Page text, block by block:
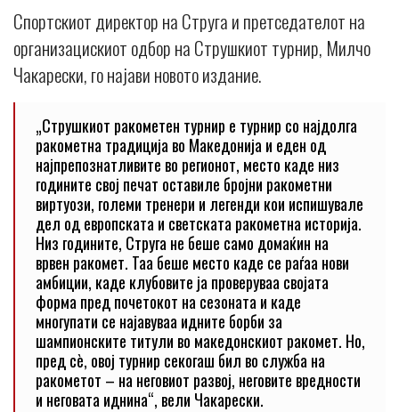
Спортскиот директор на Струга и претседателот на
организацискиот одбор на Струшкиот турнир, Милчо
Чакарески, го најави новото издание.
„Струшкиот ракометен турнир е турнир со најдолга
ракометна традиција во Македонија и еден од
најпрепознатливите во регионот, место каде низ
годините свој печат оставиле бројни ракометни
виртуози, големи тренери и легенди кои испишувале
дел од европската и светската ракометна историја.
Низ годините, Струга не беше само домаќин на
врвен ракомет. Таа беше место каде се раѓаа нови
амбиции, каде клубовите ја проверуваа својата
форма пред почетокот на сезоната и каде
многупати се најавуваа идните борби за
шампионските титули во македонскиот ракомет. Но,
пред сè, овој турнир секогаш бил во служба на
ракометот – на неговиот развој, неговите вредности
и неговата иднина“, вели Чакарески.